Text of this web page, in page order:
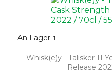
An Lager 1
Whisk(e)y - Talisker 11
Release